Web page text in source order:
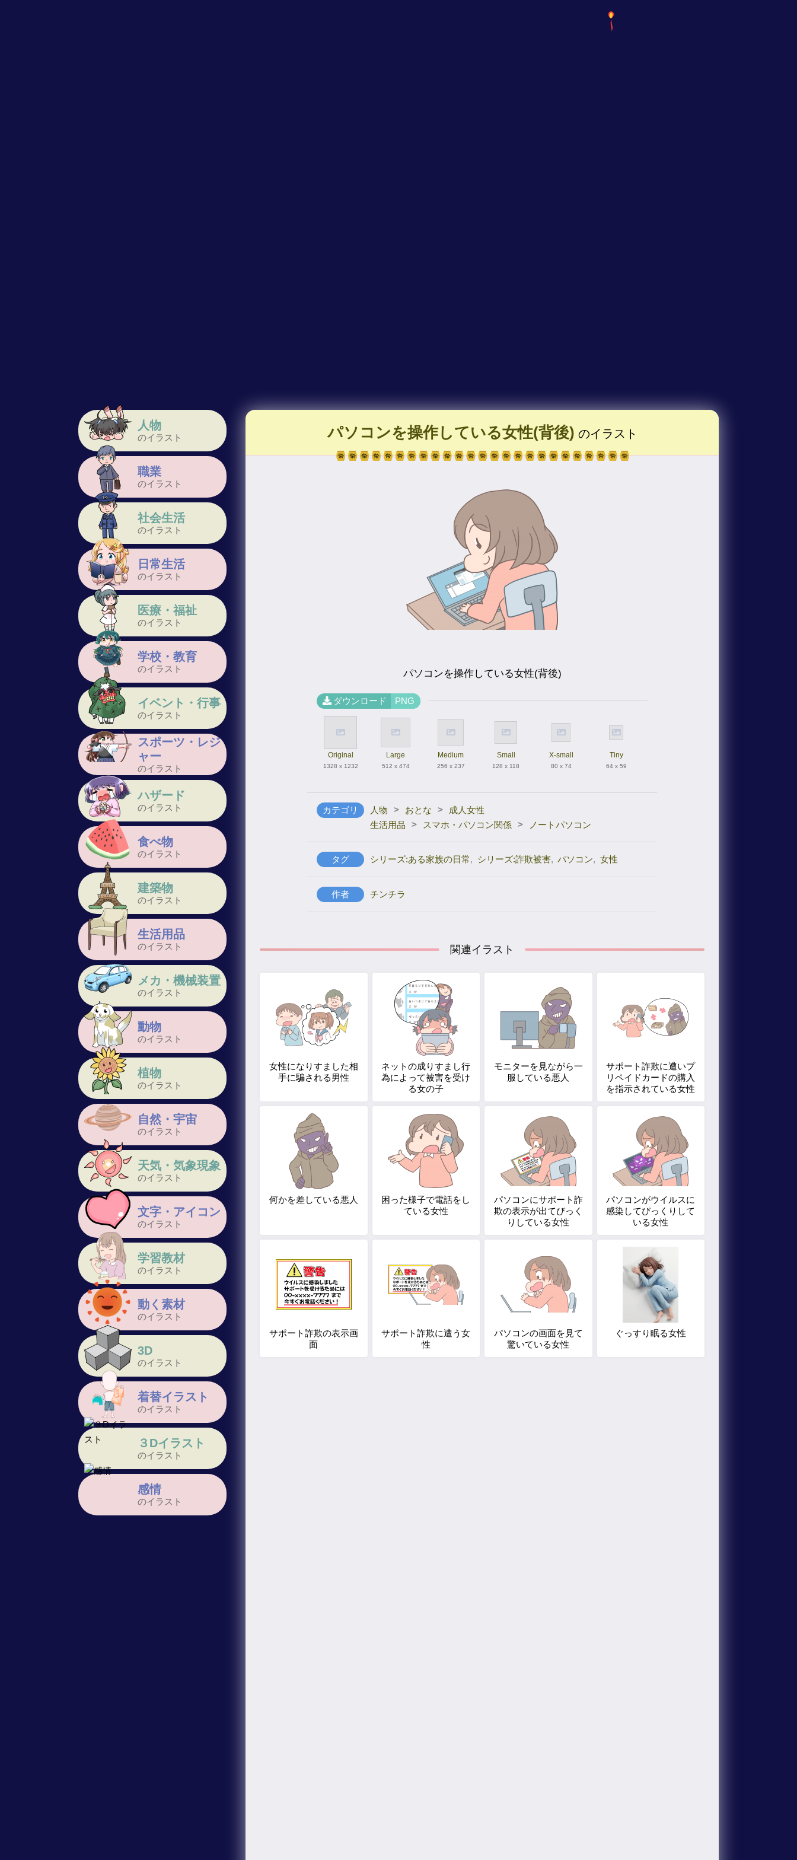
人物
のイラスト
職業
のイラスト
社会生活
のイラスト
日常生活
のイラスト
医療・福祉
のイラスト
学校・教育
のイラスト
イベント・行事
のイラスト
スポーツ・レジ
ャー
のイラスト
ハザード
のイラスト
食べ物
のイラスト
建築物
のイラスト
生活用品
のイラスト
メカ・機械装置
のイラスト
動物
のイラスト
植物
のイラスト
自然・宇宙
のイラスト
天気・気象現象
のイラスト
文字・アイコン
のイラスト
学習教材
のイラスト
動く素材
のイラスト
3D
のイラスト
着替イラスト
のイラスト
３Dイラスト
のイラスト
感情
のイラスト
パソコンを操作している女性(背後) のイラスト
パソコンを操作している女性(背後)
ダウンロード PNG
Original
1328 x 1232
Large
512 x 474
Medium
256 x 237
Small
128 x 118
X-small
80 x 74
Tiny
64 x 59
カテゴリ 人物 > おとな >
成人女性
生活用品
> スマホ・パソコン関係 > ノートパソコン
タグ シリーズ:ある家族の日常, シリーズ:詐欺被害, パソコン, 女性
作者 チンチラ
関連イラスト
女性になりすました相
手に騙される男性
ネットの成りすまし行
為によって被害を受け
る女の子
モニターを見ながら一
服している悪人
サポート詐欺に遭いプ
リペイドカードの購入
を指示されている女性
何かを差している悪人
困った様子で電話をし
ている女性
パソコンにサポート詐
欺の表示が出てびっく
りしている女性
パソコンがウイルスに
感染してびっくりして
いる女性
サポート詐欺の表示画
面
サポート詐欺に遭う女
性
パソコンの画面を見て
驚いている女性
ぐっすり眠る女性